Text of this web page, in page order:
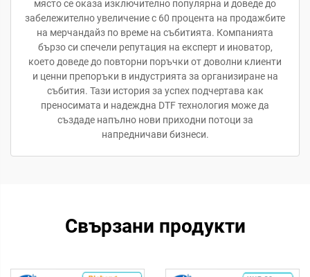
място се оказа изключително популярна и доведе до
забележително увеличение с 60 процента на продажбите
на мерчандайз по време на събитията. Компанията
бързо си спечели репутация на експерт и иноватор,
което доведе до повторни поръчки от доволни клиенти
и ценни препоръки в индустрията за организиране на
събития. Тази история за успех подчертава как
преносимата и надеждна DTF технология може да
създаде напълно нови приходни потоци за
напредничави бизнеси.
Свързани продукти